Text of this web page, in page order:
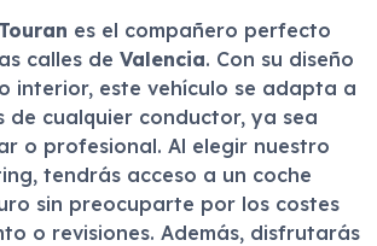
es el compañero perfecto
calles de Valencia. Con su diseño
interior, este vehículo se adapta a
de cualquier conductor, ya sea
o profesional. Al elegir nuestro
tendrás acceso a un coche
sin preocuparte por los costes
o revisiones. Además, disfrutarás